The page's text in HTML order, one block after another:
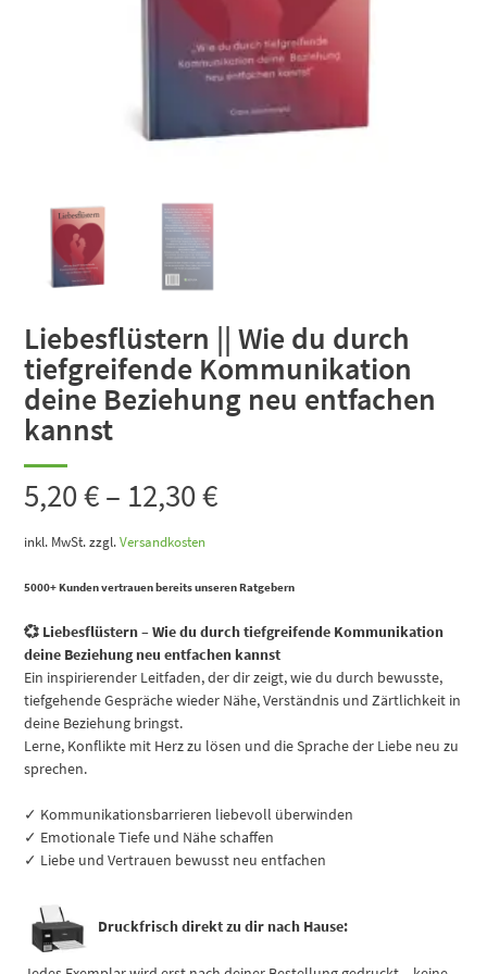
Liebesflüstern || Wie du durch
tiefgreifende Kommunikation
deine Beziehung neu entfachen
kannst
5,20€– 12,30€
inkl. MwSt. zzgl.Versandkosten
5000+ Kunden vertrauen bereits unseren Ratgebern
💞 Liebesflüstern – Wie du durch tiefgreifende Kommunikation
deine Beziehung neu entfachen kannst
Ein inspirierender Leitfaden, der dir zeigt, wie du durch bewusste,
tiefgehende Gespräche wieder Nähe, Verständnis und Zärtlichkeit in
deine Beziehung bringst.
Lerne, Konflikte mit Herz zu lösen und die Sprache der Liebe neu zu
sprechen.
✓ Kommunikationsbarrieren liebevoll überwinden
✓ Emotionale Tiefe und Nähe schaffen
✓ Liebe und Vertrauen bewusst neu entfachen
Druckfrisch direkt zu dir nach Hause: